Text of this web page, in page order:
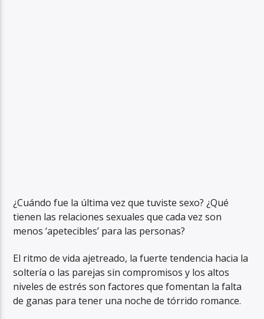
¿Cuándo fue la última vez que tuviste sexo? ¿Qué
tienen las relaciones sexuales que cada vez son
menos ‘apetecibles’ para las personas?
El ritmo de vida ajetreado, la fuerte tendencia hacia la
soltería o las parejas sin compromisos y los altos
niveles de estrés son factores que fomentan la falta
de ganas para tener una noche de tórrido romance.